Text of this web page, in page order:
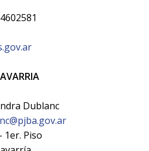
Dublanc
1er. Piso